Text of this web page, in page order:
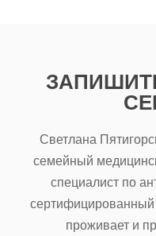
Светлана
семейный
специалист по
проживает и